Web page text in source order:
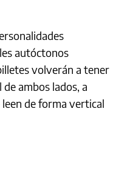
autóctonos
volverán a tener
ambos lados, a
de forma vertical